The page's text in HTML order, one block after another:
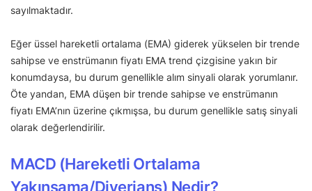
sayılmaktadır.
Eğer üssel hareketli ortalama (EMA) giderek yükselen bir trende
sahipse ve enstrümanın fiyatı EMA trend çizgisine yakın bir
konumdaysa, bu durum genellikle alım sinyali olarak yorumlanır.
Öte yandan, EMA düşen bir trende sahipse ve enstrümanın
fiyatı EMA’nın üzerine çıkmışsa, bu durum genellikle satış sinyali
olarak değerlendirilir.
MACD (Hareketli Ortalama
Yakınsama/Diverjans) Nedir?